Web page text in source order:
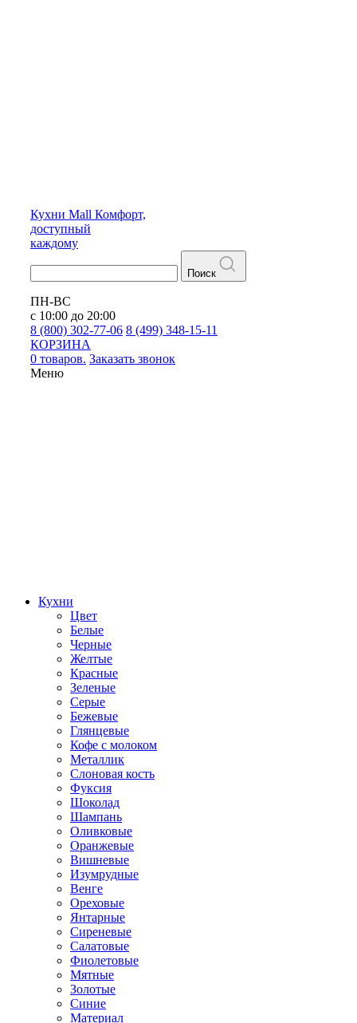
Кухни Mall Комфорт,
доступный
каждому
Поиск
ПН-ВС
с 10:00 до 20:00
8 (800) 302-77-06 8 (499) 348-15-11
КОРЗИНА
0 товаров. Заказать звонок
Меню
Кухни
Цвет
Белые
Черные
Желтые
Красные
Зеленые
Серые
Бежевые
Глянцевые
Кофе с молоком
Металлик
Слоновая кость
Фуксия
Шоколад
Шампань
Оливковые
Оранжевые
Вишневые
Изумрудные
Венге
Ореховые
Янтарные
Сиреневые
Салатовые
Фиолетовые
Мятные
Золотые
Синие
Материал